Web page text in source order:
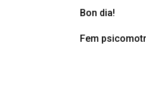
Bon dia!
Fem